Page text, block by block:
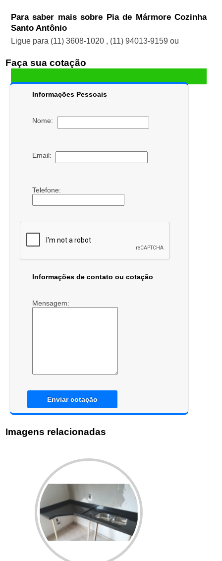
Para saber mais sobre Pia de Mármore Cozinha
Santo Antônio
Ligue para (11) 3608-1020 , (11) 94013-9159 ou
Faça sua cotação
Informações Pessoais
Nome:
Email:
Telefone:
Informações de contato ou cotação
Mensagem:
Enviar cotação
Imagens relacionadas